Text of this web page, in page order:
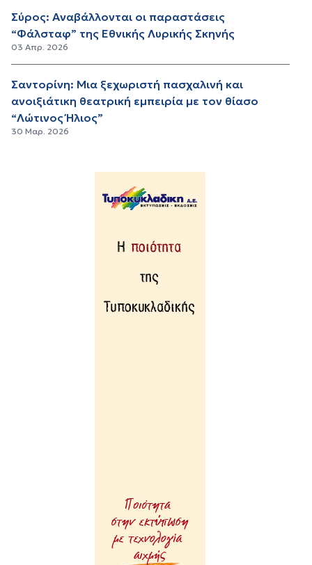
Σύρος: Αναβάλλονται οι παραστάσεις
“Φάλσταφ” της Εθνικής Λυρικής Σκηνής
03 Απρ. 2026
Σαντορίνη: Μια ξεχωριστή πασχαλινή και
ανοιξιάτικη θεατρική εμπειρία με τον θίασο
“Λώτινος Ήλιος”
30 Μαρ. 2026